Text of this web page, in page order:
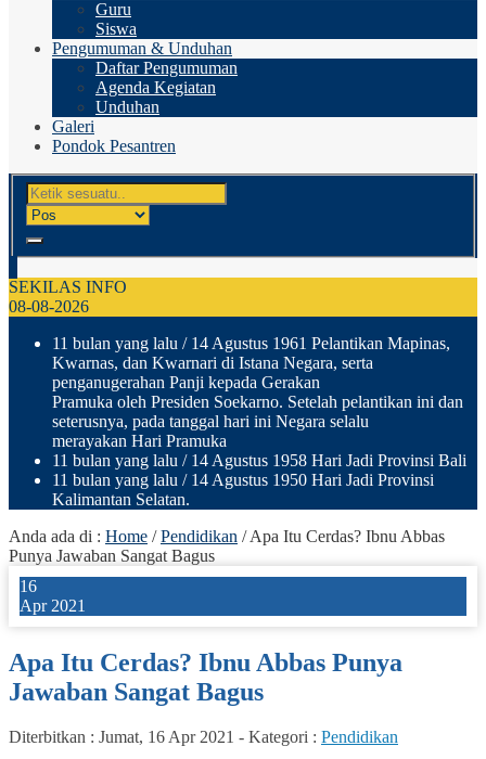
Guru
Siswa
Pengumuman & Unduhan
Daftar Pengumuman
Agenda Kegiatan
Unduhan
Galeri
Pondok Pesantren
SEKILAS INFO
08-08-2026
11 bulan yang lalu / 14 Agustus 1961 Pelantikan Mapinas,
Kwarnas, dan Kwarnari di Istana Negara, serta
penganugerahan Panji kepada Gerakan
Pramuka oleh Presiden Soekarno. Setelah pelantikan ini dan
seterusnya, pada tanggal hari ini Negara selalu
merayakan Hari Pramuka
11 bulan yang lalu / 14 Agustus 1958 Hari Jadi Provinsi Bali
11 bulan yang lalu / 14 Agustus 1950 Hari Jadi Provinsi
Kalimantan Selatan.
Anda ada di : Home /Pendidikan /Apa Itu Cerdas? Ibnu Abbas
Punya Jawaban Sangat Bagus
16
Apr 2021
Apa Itu Cerdas? Ibnu Abbas Punya
Jawaban Sangat Bagus
Diterbitkan : Jumat, 16 Apr 2021 - Kategori : Pendidikan